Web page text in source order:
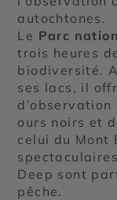
autochtones.
Le Parc
trois heures
biodiversité.
ses lacs, il
ours noirs et
celui du Mont
Deep sont
pêche.